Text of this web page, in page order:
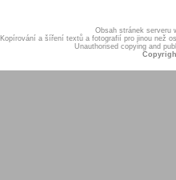
Obsah stránek serveru
Kopírování a šíření textů a fotografií pro jinou než
Unauthorised copying and